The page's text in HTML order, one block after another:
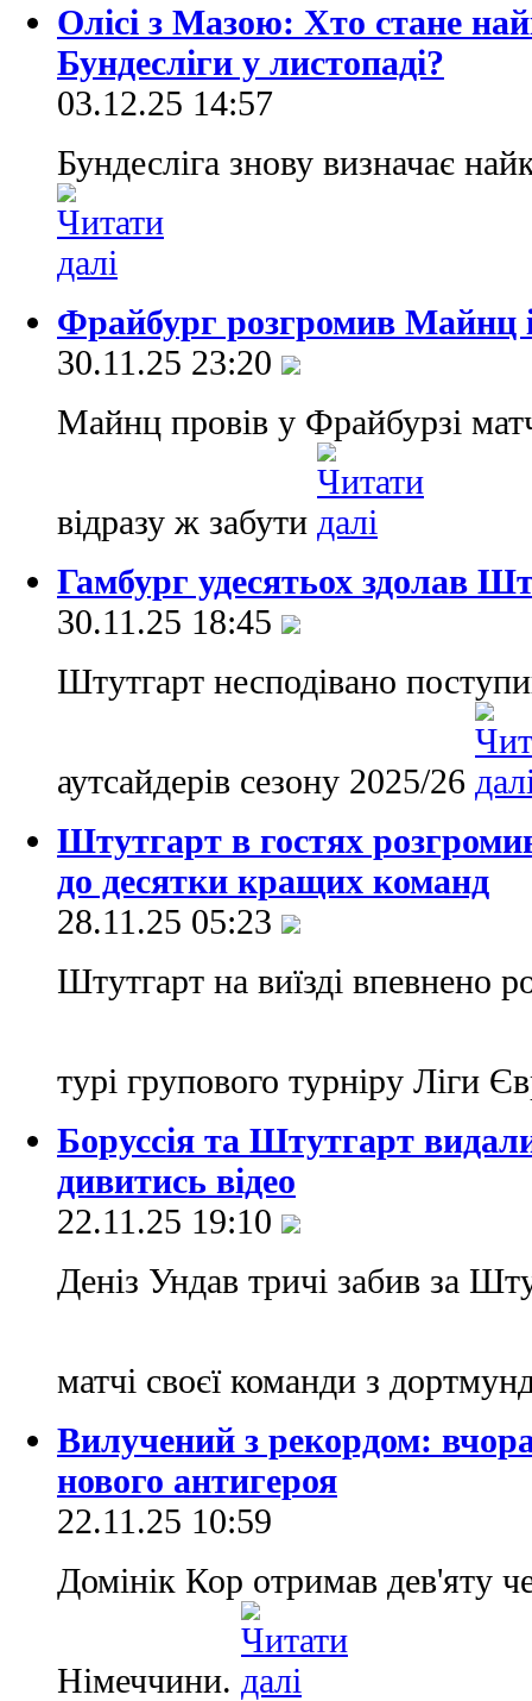
Олісі з Мазою: Хто стане
Бундесліги у листопаді?
03.12.25 14:57
Бундесліга знову визначає
Фрайбург розгромив Майнц
30.11.25 23:20
Майнц провів у Фрайбурзі
відразу ж забути
Гамбург удесятьох здолав
30.11.25 18:45
Штутгарт несподівано
аутсайдерів сезону 2025/26
Штутгарт в гостях
до десятки кращих команд
28.11.25 05:23
Штутгарт на виїзді впевнено
турі групового турніру Ліги
Боруссія та Штутгарт
дивитись відео
22.11.25 19:10
Деніз Ундав тричі забив за
матчі своєї команди з
Вилучений з рекордом:
нового антигероя
22.11.25 10:59
Домінік Кор отримав дев'яту
Німеччини.